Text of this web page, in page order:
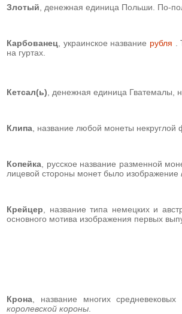
Злотый денежная единица Польши. По-
Карбованец украинское название рубля
на гуртах.
Кетсал(ь) денежная единица Гватемалы,
Клипа название любой монеты
Копейка , русское название разменной
лицевой стороны монет было изображение
Крейцер , название типа немецких и
основного мотива изображения первых
Крона , название многих
королевской короны